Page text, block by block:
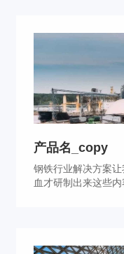
产品名_copy
钢铁行业解决方案
血才研制出来这些内